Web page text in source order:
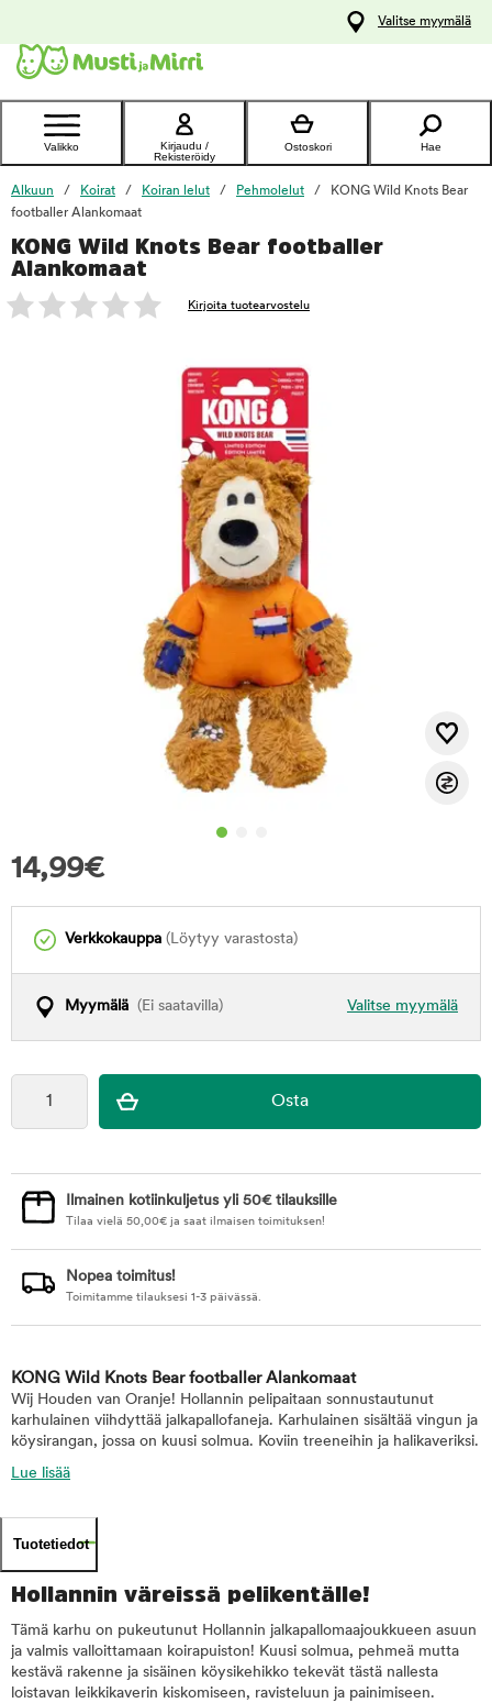
Ota yhteyttä
asiakaspalveluun
Valitse myymälä
Valikko
Kirjaudu /
Rekisteröidy
Ostoskori Hae
Alkuun Koirat Koiran lelut Pehmolelut
KONG Wild Knots Bear
footballer Alankomaat
KONG Wild Knots Bear footballer
Alankomaat
Kirjoita tuotearvostelu
14,99€
Verkkokauppa (Löytyy varastosta)
Valitse myymälä
Myymälä (Ei saatavilla)
foo
Ilmainen kotiinkuljetus yli 50€ tilauksille
Tilaa vielä 50,00€ ja saat ilmaisen toimituksen!
Nopea toimitus!
Toimitamme tilauksesi 1-3 päivässä.
KONG Wild Knots Bear footballer Alankomaat
Wij Houden van Oranje! Hollannin pelipaitaan sonnustautunut
karhulainen viihdyttää jalkapallofaneja. Karhulainen sisältää vingun ja
köysirangan, jossa on kuusi solmua. Koviin treeneihin ja halikaveriksi.
Lue lisää
Tuotetiedot
Hollannin väreissä pelikentälle!
Tämä karhu on pukeutunut Hollannin jalkapallomaajoukkueen asuun
ja valmis valloittamaan koirapuiston! Kuusi solmua, pehmeä mutta
kestävä rakenne ja sisäinen köysikehikko tekevät tästä nallesta
loistavan leikkikaverin kiskomiseen, ravisteluun ja painimiseen.